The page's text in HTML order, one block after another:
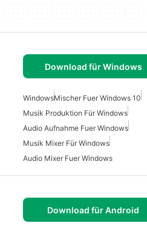
Download für Windows
WindowsMischer Fuer Windows 10
Musik Produktion Für Windows
Audio Aufnahme Fuer Windows
Musik Mixer Für Windows
Audio Mixer Fuer Windows
Download für Android